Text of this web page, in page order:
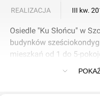
REALIZACJA III kw.
Osiedle "Ku Słońcu" w
budynków
mieszkań od 1 do 5-
mkw. i 30 lokali